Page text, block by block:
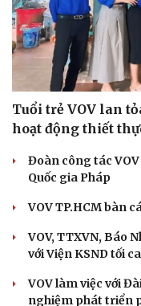
Tuổi trẻ VOV lan
hoạt động thiết
Đoàn công tác
Quốc gia Pháp
VOV TP.HCM bàn
VOV, TTXVN, Báo
với Viện KSND tối
VOV làm việc với
nghiệm phát triển